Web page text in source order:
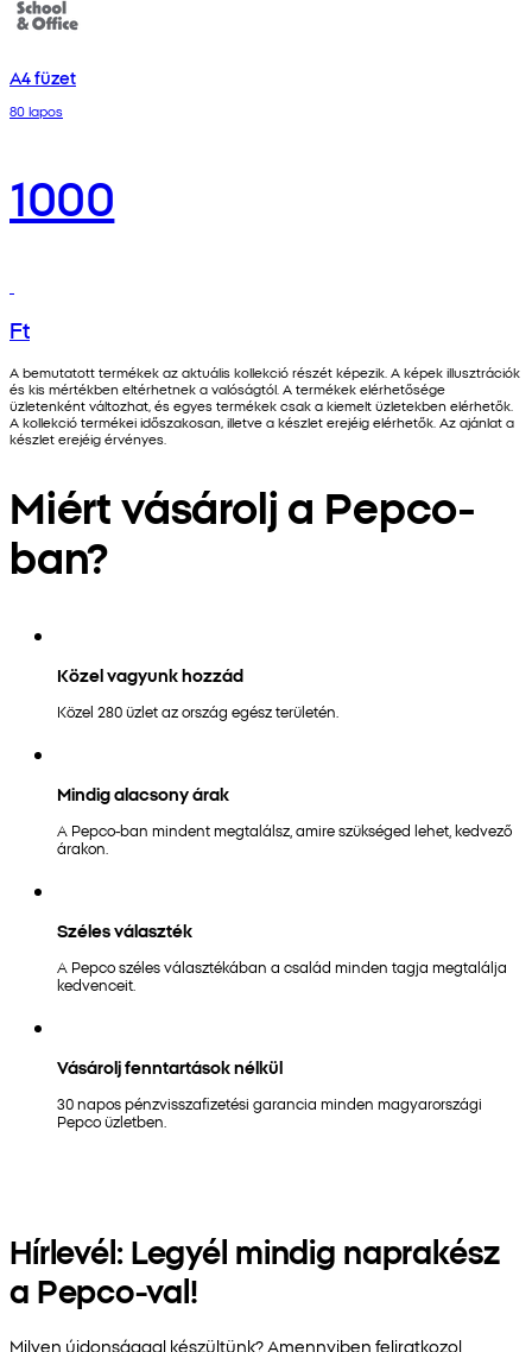
A4 füzet
80 lapos
1000
Ft
A bemutatott termékek az aktuális kollekció részét képezik. A képek illusztrációk
és kis mértékben eltérhetnek a valóságtól. A termékek elérhetősége
üzletenként változhat, és egyes termékek csak a kiemelt üzletekben elérhetők.
A kollekció termékei időszakosan, illetve a készlet erejéig elérhetők. Az ajánlat a
készlet erejéig érvényes.
Miért vásárolj a Pepco-
ban?
Közel vagyunk hozzád
Közel 280 üzlet az ország egész területén.
Mindig alacsony árak
A Pepco-ban mindent megtalálsz, amire szükséged lehet, kedvező
árakon.
Széles választék
A Pepco széles választékában a család minden tagja megtalálja
kedvenceit.
Vásárolj fenntartások nélkül
30 napos pénzvisszafizetési garancia minden magyarországi
Pepco üzletben.
Hírlevél: Legyél mindig naprakész
a Pepco-val!
Milyen újdonsággal készültünk? Amennyiben feliratkozol